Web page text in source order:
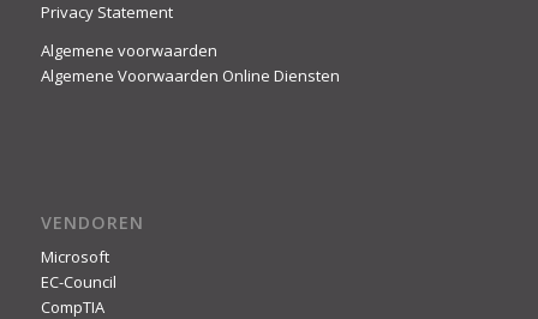
Privacy Statement
Algemene voorwaarden
Algemene Voorwaarden Online Diensten
VENDOREN
Microsoft
EC-Council
CompTIA